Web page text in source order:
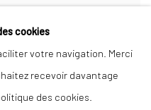
cookies
votre navigation. Merci
recevoir davantage
des cookies.